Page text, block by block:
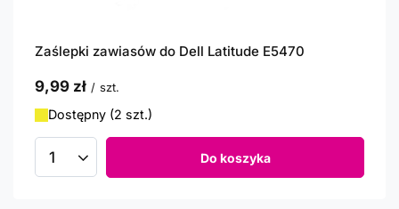
Zaślepki zawiasów do Dell Latitude E5470
9,99 zł / szt.
Dostępny (2 szt.)
Ilość produktów Do koszyka